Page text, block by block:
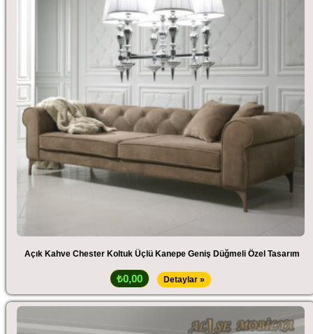
Açık Kahve Chester Koltuk Üçlü Kanepe Geniş Düğmeli Özel Tasarım
₺0,00 Detaylar »